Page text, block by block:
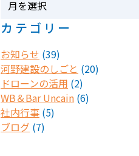
カテゴリー
お知らせ (39)
河野建設のしごと (20)
ドローンの活用 (2)
WB＆Bar Uncain (6)
社内行事 (5)
ブログ (7)